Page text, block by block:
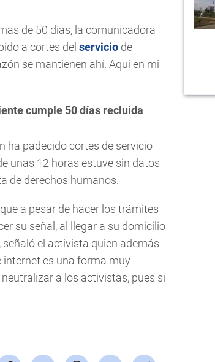
de 50 días, la comunicadora
a cortes del servicio de
se mantienen ahí. Aquí en mi
cumple 50 días recluida
ha padecido cortes de servicio
unas 12 horas estuve sin datos
de derechos humanos.
a pesar de hacer los trámites
su señal, al llegar a su domicilio
señaló el activista quien además
internet es una forma muy
a los activistas, pues si